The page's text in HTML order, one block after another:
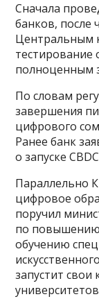
Сначала
банков, после
Центральным
тестирование
полноценным
По словам
завершения
цифрового
Ранее банк
о запуске
Параллельно
цифровое
поручил
по повышению
обучению
запустит свои